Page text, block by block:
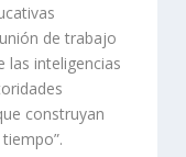
de trabajo
las inteligencias
construyan